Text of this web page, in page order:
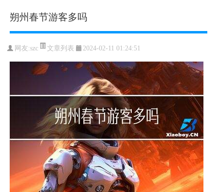
朔州春节游客多吗
网友:szc 文章列表 2024-02-11 01:24:51